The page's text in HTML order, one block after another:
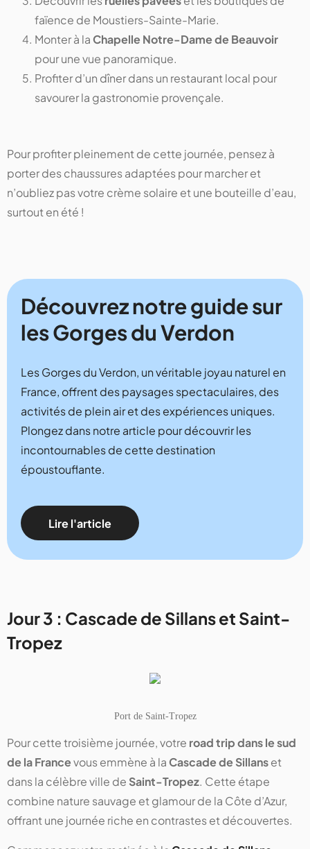
faïence de Moustiers-Sainte-Marie.
Monter à la Chapelle Notre-Dame de Beauvoir
pour une vue panoramique.
Profiter d’un dîner dans un restaurant local pour
savourer la gastronomie provençale.
Pour profiter pleinement de cette journée, pensez à
porter des chaussures adaptées pour marcher et
n’oubliez pas votre crème solaire et une bouteille d’eau,
surtout en été !
Découvrez notre guide sur
les Gorges du Verdon
Les Gorges du Verdon, un véritable joyau naturel en
France, offrent des paysages spectaculaires, des
activités de plein air et des expériences uniques.
Plongez dans notre article pour découvrir les
incontournables de cette destination
époustouflante.
Lire l'article
Jour 3 : Cascade de Sillans et Saint-
Tropez
Port de Saint-Tropez
Pour cette troisième journée, votre road trip dans le sud
de la Francevous emmène à la Cascade de Sillanset
dans la célèbre ville de Saint-Tropez. Cette étape
combine nature sauvage et glamour de la Côte d’Azur,
offrant une journée riche en contrastes et découvertes.